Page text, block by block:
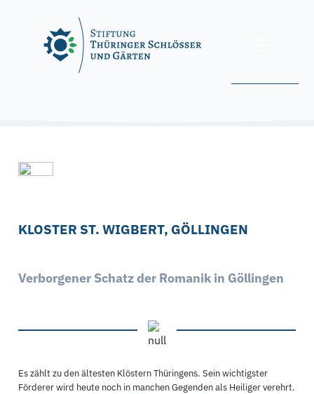
KLOSTER ST. WIGBERT, GÖLLINGEN
Verborgener Schatz der Romanik in Göllingen
Es zählt zu den ältesten Klöstern Thüringens. Sein wichtigster
Förderer wird heute noch in manchen Gegenden als Heiliger verehrt.